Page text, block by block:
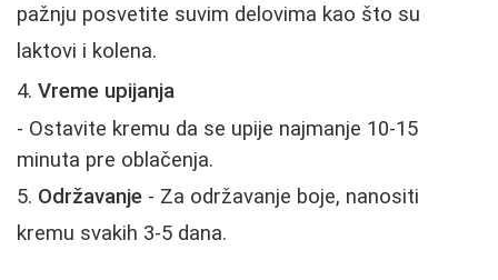
pažnju posvetite suvim delovima kao što su
laktovi i kolena.
Vreme upijanja
- Ostavite kremu da se upije najmanje 10-15
minuta pre oblačenja.
Održavanje - Za održavanje boje, nanositi
kremu svakih 3-5 dana.